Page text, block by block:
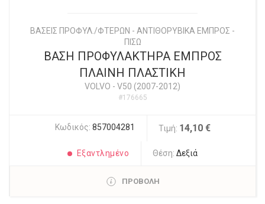
ΒΑΣΕΙΣ ΠΡΟΦΥΛ./ΦΤΕΡΩΝ - ΑΝΤΙΘΟΡΥΒΙΚΑ ΕΜΠΡΟΣ -
ΠΙΣΩ
ΒΑΣΗ ΠΡΟΦΥΛΑΚΤΗΡΑ ΕΜΠΡΟΣ
ΠΛΑΙΝΗ ΠΛΑΣΤΙΚΗ
VOLVO - V50 (2007-2012)
#176665
Κωδικός: 857004281 Τιμή: 14,10 €
Εξαντλημένο Θέση:Δεξιά
ΠΡΟΒΟΛΗ